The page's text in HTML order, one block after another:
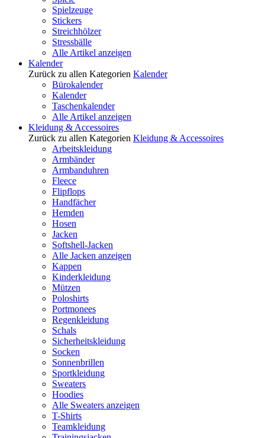
Spielzeuge
Stickers
Streichhölzer
Stressbälle
Alle Artikel anzeigen
Kalender
Zurück zu allen Kategorien Kalender
Bürokalender
Kalender
Taschenkalender
Alle Artikel anzeigen
Kleidung & Accessoires
Zurück zu allen Kategorien Kleidung & Accessoires
Arbeitskleidung
Armbänder
Armbanduhren
Fleece
Flipflops
Handfächer
Hemden
Hosen
Jacken
Softshell-Jacken
Alle Jacken anzeigen
Kappen
Kinderkleidung
Mützen
Poloshirts
Portmonees
Regenkleidung
Schals
Sicherheitskleidung
Socken
Sonnenbrillen
Sportkleidung
Sweaters
Hoodies
Alle Sweaters anzeigen
T-Shirts
Teamkleidung